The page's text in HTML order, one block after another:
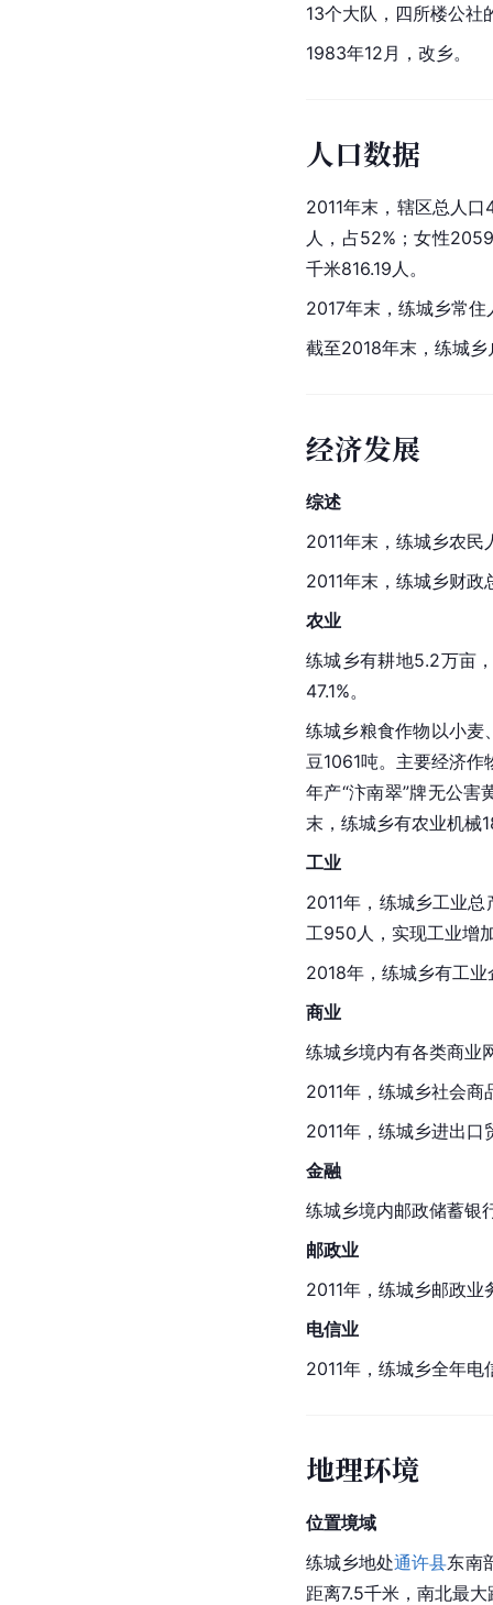
13个大队，四所楼公社
1983年12月，改乡。
人口数据
2011年末，辖区总人
人，占52%；女性
千米816.19人。
2017年末，练城乡常
截至2018年末，练城
经济发展
综述
2011年末，练城乡农
2011年末，练城乡财
农业
练城乡有耕地5.2万亩
47.1%。
练城乡粮食作物以小
豆1061吨。主要经济
年产“汴南翠”牌无公害
末，练城乡有农业机械
工业
2011年，练城乡工业
工950人，实现工业增
2018年，练城乡有工
商业
练城乡境内有各类商业
2011年，练城乡社会
2011年，练城乡进出
金融
练城乡境内邮政储蓄银
邮政业
2011年，练城乡邮政
电信业
2011年，练城乡全年
地理环境
位置境域
练城乡地处通许县东南
距离7.5千米，南北最